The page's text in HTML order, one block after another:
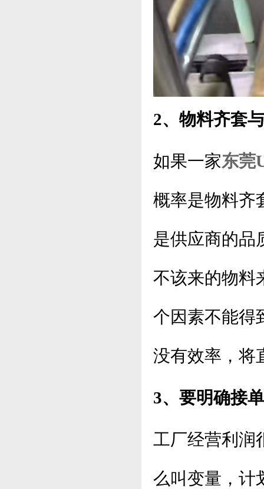
2、物料齐套
如果一家东莞
概率是物料齐
是供应商的品
不该来的物料
个因素不能得
没有效率，将
3、要明确接
工厂经营利润
么叫变量，计